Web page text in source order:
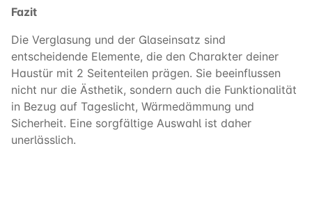
Fazit
Die Verglasung und der Glaseinsatz sind
entscheidende Elemente, die den Charakter deiner
Haustür mit 2 Seitenteilen prägen. Sie beeinflussen
nicht nur die Ästhetik, sondern auch die Funktionalität
in Bezug auf Tageslicht, Wärmedämmung und
Sicherheit. Eine sorgfältige Auswahl ist daher
unerlässlich.